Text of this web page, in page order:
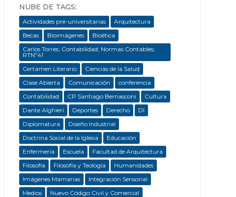
NUBE DE TAGS:
Actividades pre-universitarias
Arquitectura
Becas
Bioimágenes
Bioética
Carlos Torres; Contabilidad; Normas Contables;
RTNº41
Certamen Literario
Ciencias de la Salud
Clase Abierta
Comunicación
conferencia
Contabilidad
CP Santiago Bernasconi
Cultura
Dante Alghieri
Deportes Derecho
DI
Diplomatura
Diseño Industrial
Doctrina Social de la Iglesia
Educación
Enfermeria
Escuela
Facultad de Arquitectura
Filosofía
Filosofía y Teología
Humanidades
Imágenes Mamarias
Integración Sensorial
Medios
Nuevo Código Civil y Comercial